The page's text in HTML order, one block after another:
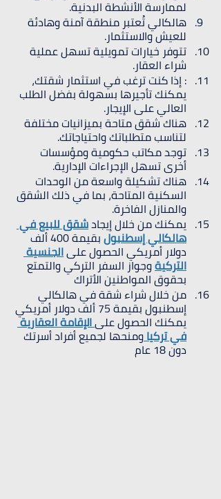
لممارسة الأنشطة البدنية.
هالكالي تُعتبر منطقة آمنة وهادئة
للعيش والاستثمار.
تتوفر خيارات تمويلية تسهل عملية
شراء العقار.
: إذا كنت ترغب في استثمار شقتك،
يمكنك تأجيرها بسهولة بفضل الطلب
العالي على الإيجار.
هناك شقق متاحة بميزانيات مختلفة
لتناسب متطلباتك واحتياجاتك.
توجد مكاتب حكومية ومؤسسات
أخرى تسهل الإجراءات الإدارية.
هناك تشكيلة واسعة من الوحدات
السكنية المتاحة، بما في ذلك الشقق
والمنازل الفاخرة.
يمكنك من خلال إيجاد شقق للبيع في
هالكالي إسطنبول بقيمة 400 ألف
دولار أمريكي الحصول على الجنسية
التركية وجواز السفر التركي والتمتع
بحقوق المواطنين الأتراك
من خلال شراء شقة في هالكالي
إسطنبول بقيمة 75 ألف دولار أمريكي
يمكنك الحصول على الإقامة العقارية
في تركيا ومنحها لجميع أفراد أسرتك
دون 18 عام